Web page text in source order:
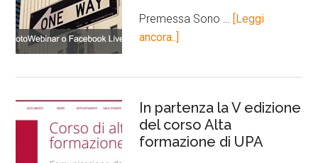
Premessa Sono …
[Leggi
ancora..]
In partenza la V edizione
del corso Alta
formazione di UPA